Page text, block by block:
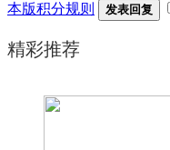
本版积分规则 发表回复
精彩推荐